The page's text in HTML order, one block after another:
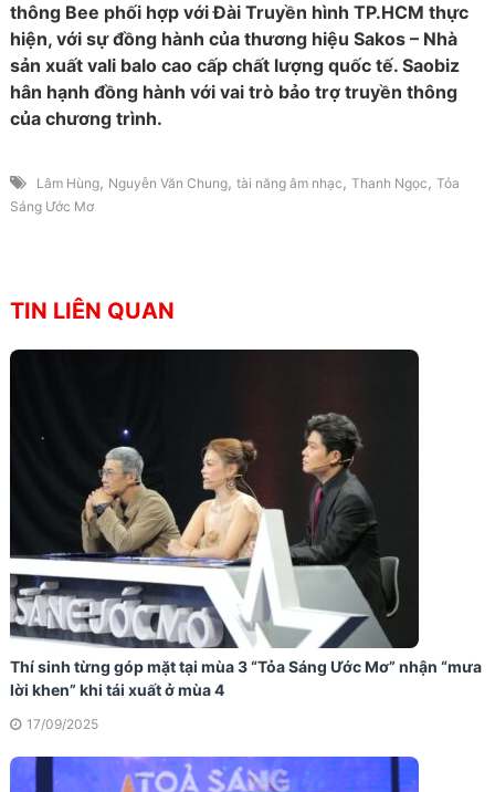
thông Bee phối hợp với Đài Truyền hình TP.HCM thực
hiện, với sự đồng hành của thương hiệu Sakos – Nhà
sản xuất vali balo cao cấp chất lượng quốc tế. Saobiz
hân hạnh đồng hành với vai trò bảo trợ truyền thông
của chương trình.
Lâm Hùng, Nguyễn Văn Chung, tài năng âm nhạc , Thanh Ngọc , Tỏa
Sáng Ước Mơ
TIN LIÊN QUAN
Thí sinh từng góp mặt tại mùa 3 “Tỏa Sáng Ước Mơ” nhận “mưa
lời khen” khi tái xuất ở mùa 4
17/09/2025